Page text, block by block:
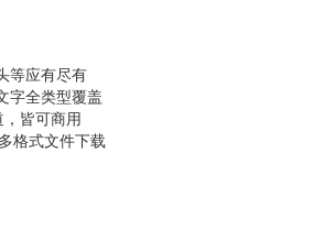
等应有尽有
字全类型覆盖
皆可商用
格式文件下载